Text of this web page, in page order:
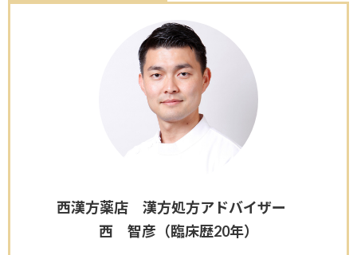
西漢方薬店 漢方処方アドバイザー
西 智彦（臨床歴20年）